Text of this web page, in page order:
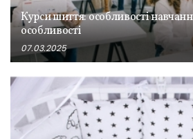
Курси шиття: особливості
особливості
07.03.2025